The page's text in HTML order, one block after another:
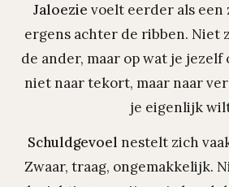
Jaloezie voelt eerder als
ergens achter de ribben. Niet
de ander, maar op wat je
niet naar tekort, maar naar
je eigenlijk
Schuldgevoel nestelt zich
Zwaar, traag, ongemakkelijk.